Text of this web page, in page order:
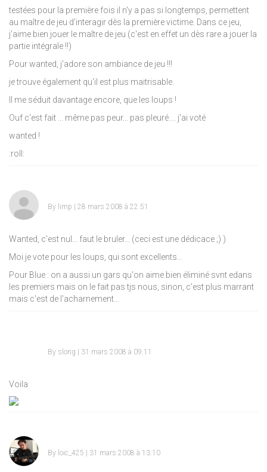
testées pour la première fois il n'y a pas si longtemps, permettent
au maître de jeu d'interagir dès la première victime. Dans ce jeu,
j'aime bien jouer le maître de jeu (c'est en effet un dès rare a jouer la
partie intégrale !!)
Pour wanted, j'adore son ambiance de jeu !!!
je trouve également qu'il est plus maitrisable.
Il me séduit davantage encore, que les loups !
Ouf c'est fait ... même pas peur... pas pleuré.... j'ai voté
wanted !
:roll:
By limp | 28 mars 2008 à 22:51
Wanted, c'est nul... faut le bruler... (ceci est une dédicace ;) )
Moi je vote pour les loups, qui sont excellents...
Pour Blue : on a aussi un gars qu'on aime bien éliminé svnt edans
les premiers mais on le fait pas tjs nous, sinon, c'est plus marrant
mais c'est de l'acharnement...
By slong | 31 mars 2008 à 09:11
Voila
By loic_425 | 31 mars 2008 à 13:10